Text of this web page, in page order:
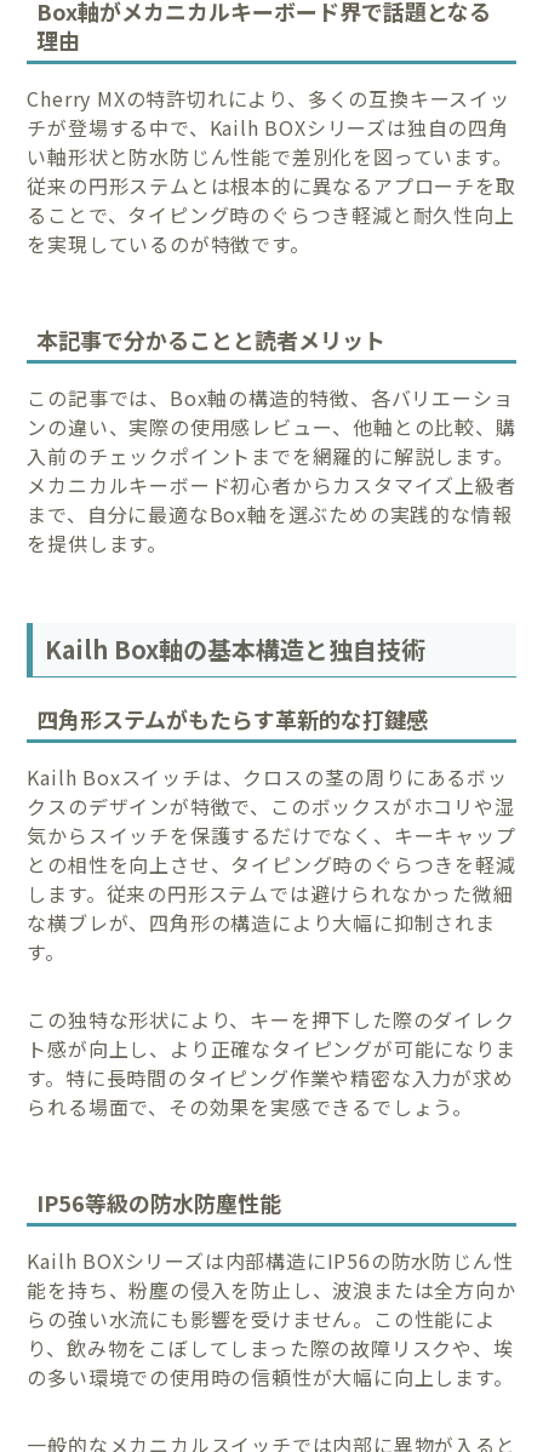
Box軸がメカニカルキーボード界で話題となる
理由
Cherry MXの特許切れにより、多くの互換キースイッ
チが登場する中で、Kailh BOXシリーズは独自の四角
い軸形状と防水防じん性能で差別化を図っています。
従来の円形ステムとは根本的に異なるアプローチを取
ることで、タイピング時のぐらつき軽減と耐久性向上
を実現しているのが特徴です。
本記事で分かることと読者メリット
この記事では、Box軸の構造的特徴、各バリエーショ
ンの違い、実際の使用感レビュー、他軸との比較、購
入前のチェックポイントまでを網羅的に解説します。
メカニカルキーボード初心者からカスタマイズ上級者
まで、自分に最適なBox軸を選ぶための実践的な情報
を提供します。
Kailh Box軸の基本構造と独自技術
四角形ステムがもたらす革新的な打鍵感
Kailh Boxスイッチは、クロスの茎の周りにあるボッ
クスのデザインが特徴で、このボックスがホコリや湿
気からスイッチを保護するだけでなく、キーキャップ
との相性を向上させ、タイピング時のぐらつきを軽減
します。従来の円形ステムでは避けられなかった微細
な横ブレが、四角形の構造により大幅に抑制されま
す。
この独特な形状により、キーを押下した際のダイレク
ト感が向上し、より正確なタイピングが可能になりま
す。特に長時間のタイピング作業や精密な入力が求め
られる場面で、その効果を実感できるでしょう。
IP56等級の防水防塵性能
Kailh BOXシリーズは内部構造にIP56の防水防じん性
能を持ち、粉塵の侵入を防止し、波浪または全方向か
らの強い水流にも影響を受けません。この性能によ
り、飲み物をこぼしてしまった際の故障リスクや、埃
の多い環境での使用時の信頼性が大幅に向上します。
一般的なメカニカルスイッチでは内部に異物が入ると